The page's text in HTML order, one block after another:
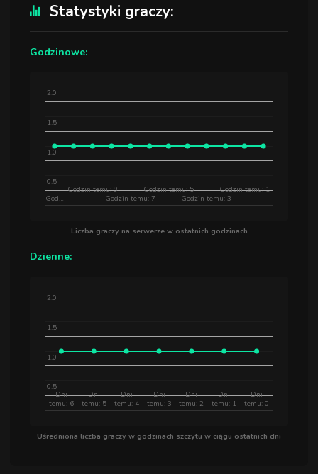
Statystyki graczy:
Godzinowe:
God…
Godzin temu: 9
Godzin temu: 7
Godzin temu: 5
Godzin temu: 3
Godzin temu: 1
0.5
1.0
1.5
2.0
Liczba graczy na serwerze w ostatnich godzinach
Dzienne:
temu: 6
Dni
temu: 5
Dni
temu: 4
Dni
temu: 3
Dni
temu: 2
Dni
temu: 1
Dni
temu: 0
Dni
0.5
1.0
1.5
2.0
Uśredniona liczba graczy w godzinach szczytu w ciągu ostatnich dni